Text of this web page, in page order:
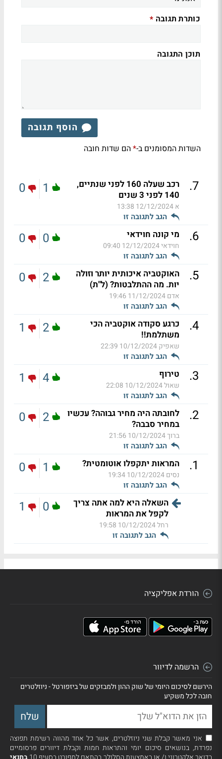
כותרת תגובה *
תוכן התגובה
הוסף תגובה
השדות המסומנים ב-*הם שדות חובה
7
.
רכב שעלה 160 לפני שנתיים,
140 לפני 3 שנים
א12/12/2024 13:38
הגב לתגובה זו
1
0
6
. מי קונה חוידאי
חוידאי12/12/2024 09:40
הגב לתגובה זו
0
0
5
.
האוקטביה איכותית יותר וזולה
יות. מה ההתלבטות? (ל"ת)
אדם11/12/2024 19:46
הגב לתגובה זו
2
0
4
.
כרגע סקודה אוקטביה הכי
משתלמת!!
שאפיק10/12/2024 22:39
הגב לתגובה זו
2
1
3
. טירוף
שאול10/12/2024 22:08
הגב לתגובה זו
4
1
2
.
לחובתה היה מחיר גבוהה? עכשיו
במחיר סבבה?
ברוך10/12/2024 21:56
הגב לתגובה זו
2
0
1
. המראות יתקפלו אוטומטית?
נסים10/12/2024 19:34
הגב לתגובה זו
1
0
השאלה היא למה אתה צריך
לקפל את המראות
רחל10/12/2024 19:58
הגב לתגובה זו
0
1
הורדת אפליקציה
הרשמה לדיוור
הירשם לסיכום היומי של שוק ההון ולמבזקים של ביזפורטל - ניוזלטרים
חובה לכל משקיע
אני מאשר קבלת שני ניוזלטרים, אשר כל אחד מהווה רשימת תפוצה
נפרדת, בנושאים סיכום יומי והתראות חמות וקבלת דיוורים פרסומיים